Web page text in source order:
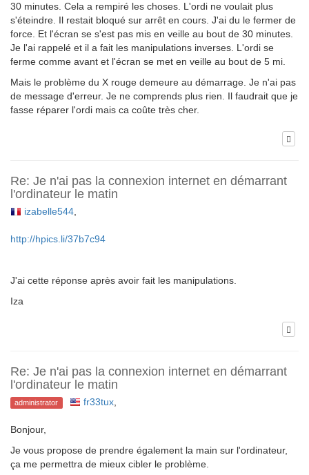
30 minutes. Cela a rempiré les choses. L'ordi ne voulait plus
s'éteindre. Il restait bloqué sur arrêt en cours. J'ai du le fermer de
force. Et l'écran se s'est pas mis en veille au bout de 30 minutes.
Je l'ai rappelé et il a fait les manipulations inverses. L'ordi se
ferme comme avant et l'écran se met en veille au bout de 5 mi.
Mais le problème du X rouge demeure au démarrage. Je n'ai pas
de message d'erreur. Je ne comprends plus rien. Il faudrait que je
fasse réparer l'ordi mais ca coûte très cher.
Re: Je n'ai pas la connexion internet en démarrant
l'ordinateur le matin
izabelle544
http://hpics.li/37b7c94
J'ai cette réponse après avoir fait les manipulations.
Iza
Re: Je n'ai pas la connexion internet en démarrant
l'ordinateur le matin
administrator fr33tux,
Bonjour,
Je vous propose de prendre également la main sur l'ordinateur,
ça me permettra de mieux cibler le problème.